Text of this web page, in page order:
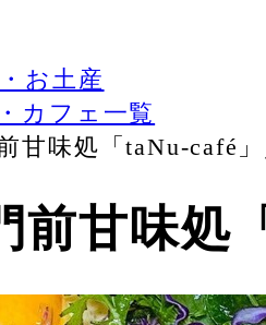
お土産
カフェ一覧
甘味処「taNu-café
前甘味処